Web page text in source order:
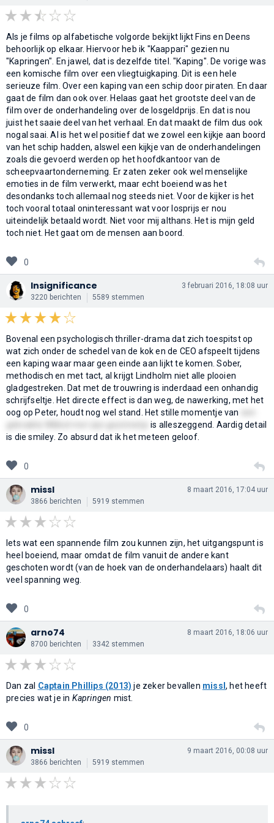
Als je films op alfabetische volgorde bekijkt lijkt Fins en Deens
behoorlijk op elkaar. Hiervoor heb ik "Kaappari" gezien nu
"Kapringen". En jawel, dat is dezelfde titel. "Kaping". De vorige was
een komische film over een vliegtuigkaping. Dit is een hele
serieuze film. Over een kaping van een schip door piraten. En daar
gaat de film dan ook over. Helaas gaat het grootste deel van de
film over de onderhandeling over de losgeldprijs. En dat is nou
juist het saaie deel van het verhaal. En dat maakt de film dus ook
nogal saai. Al is het wel positief dat we zowel een kijkje aan boord
van het schip hadden, alswel een kijkje van de onderhandelingen
zoals die gevoerd werden op het hoofdkantoor van de
scheepvaartonderneming. Er zaten zeker ook wel menselijke
emoties in de film verwerkt, maar echt boeiend was het
desondanks toch allemaal nog steeds niet. Voor de kijker is het
toch vooral totaal oninteressant wat voor losprijs er nou
uiteindelijk betaald wordt. Niet voor mij althans. Het is mijn geld
toch niet. Het gaat om de mensen aan boord.
0
Insignificance
3220 berichten 5589 stemmen
3 februari 2016, 18:08 uur
Bovenal een psychologisch thriller-drama dat zich toespitst op
wat zich onder de schedel van de kok en de CEO afspeelt tijdens
een kaping waar maar geen einde aan lijkt te komen. Sober,
methodisch en met tact, al krijgt Lindholm niet alle plooien
gladgestreken. Dat met de trouwring is inderdaad een onhandig
schrijfseltje. Het directe effect is dan weg, de nawerking, met het
oog op Peter, houdt nog wel stand. Het stille momentje van
is alleszeggend. Aardig detail
is die smiley. Zo absurd dat ik het meteen geloof.
0
missl
3866 berichten 5919 stemmen
8 maart 2016, 17:04 uur
Iets wat een spannende film zou kunnen zijn, het uitgangspunt is
heel boeiend, maar omdat de film vanuit de andere kant
geschoten wordt (van de hoek van de onderhandelaars) haalt dit
veel spanning weg.
0
arno74
8700 berichten 3342 stemmen
8 maart 2016, 18:06 uur
Dan zal Captain Phillips (2013) je zeker bevallen missl, het heeft
precies wat je in Kapringen mist.
0
missl
3866 berichten 5919 stemmen
9 maart 2016, 00:08 uur